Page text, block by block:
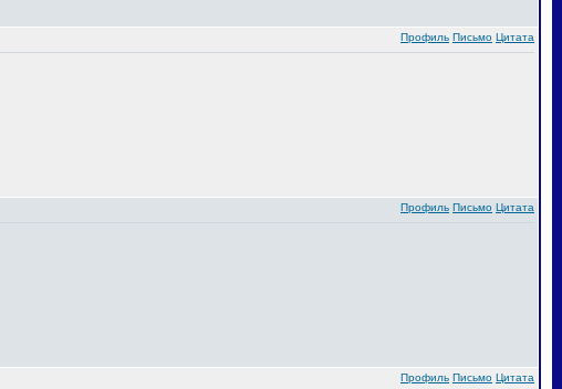
Профиль Письмо Цитата
Профиль Письмо Цитата
Профиль Письмо Цитата